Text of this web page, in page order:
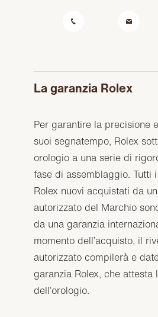
La garanzia Rolex
Per garantire la precisione
suoi segnatempo, Rolex
orologio a una serie di
fase di assemblaggio. Tutti
Rolex nuovi acquistati da
autorizzato del Marchio
da una garanzia
momento dell’acquisto, il
autorizzato compilerà e
garanzia Rolex, che attesta
dell’orologio.